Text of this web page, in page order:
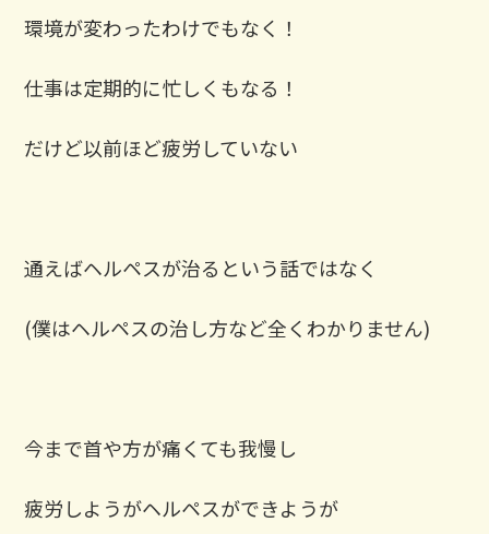
環境が変わったわけでもなく！
仕事は定期的に忙しくもなる！
だけど以前ほど疲労していない
通えばヘルペスが治るという話ではなく
(僕はヘルペスの治し方など全くわかりません)
今まで首や方が痛くても我慢し
疲労しようがヘルペスができようが